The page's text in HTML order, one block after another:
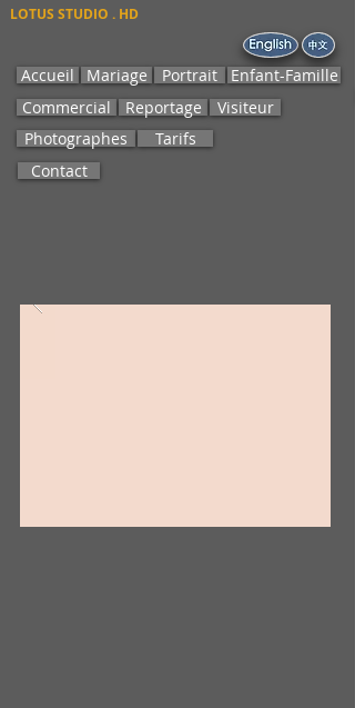
LOTUS STUDIO . HD
Accueil Mariage Portrait
Enfant-Famille
Commercial
Reportage
Visiteur
Photographes
Tarifs
Contact